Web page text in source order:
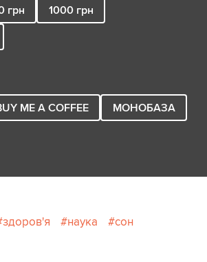
грн 1000 грн
ME A COFFEE
МОНОБАЗА
здоров'я наука сон